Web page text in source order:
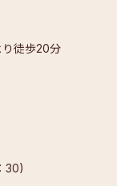
り徒歩20分
30)